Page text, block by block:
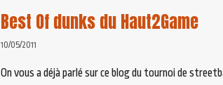
Best Of dunks du Haut2Game
10/05/2011
On vous a déjà parlé sur ce blog du tournoi de